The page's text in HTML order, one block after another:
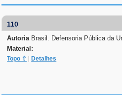
110
Autoria Brasil. Defensoria Pública da
Material:
Topo ⇧ Detalhes